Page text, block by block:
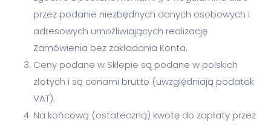
przez podanie niezbędnych danych osobowych i
adresowych umożliwiających realizację
Zamówienia bez zakładania Konta.
Ceny podane w Sklepie są podane w polskich
złotych i są cenami brutto (uwzględniają podatek
VAT).
Na końcową (ostateczną) kwotę do zapłaty przez